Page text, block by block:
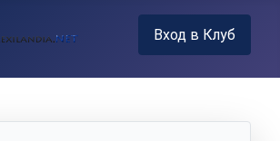
Вход в Клуб